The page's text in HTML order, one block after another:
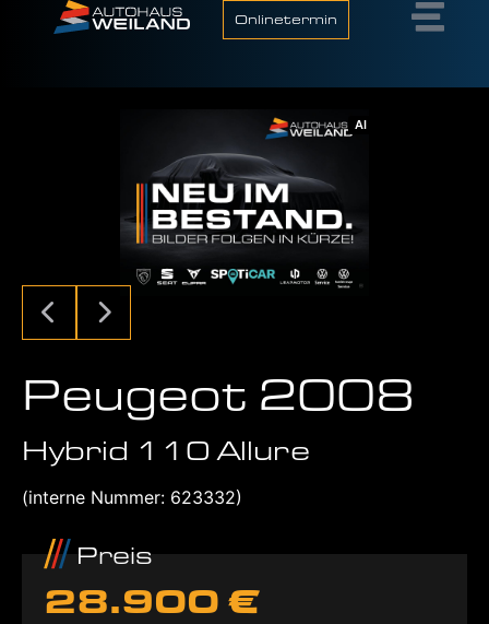
Onlinetermin
AI
Peugeot 2008
Hybrid 110 Allure
(interne Nummer: 623332)
Preis
28.900 €